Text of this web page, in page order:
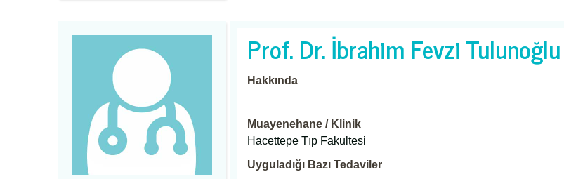
Prof. Dr. İbrahim Fevzi Tulunoğlu
Hakkında
Muayenehane / Klinik
Hacettepe Tıp Fakultesi
Uyguladığı Bazı Tedaviler